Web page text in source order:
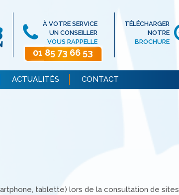
À VOTRE SERVICE
UN CONSEILLER
VOUS RAPPELLE
01 85 73 66 53
TÉLÉCHARGER
NOTRE
BROCHURE
ACTUALITÉS CONTACT
tablette) lors de la consultation de sites